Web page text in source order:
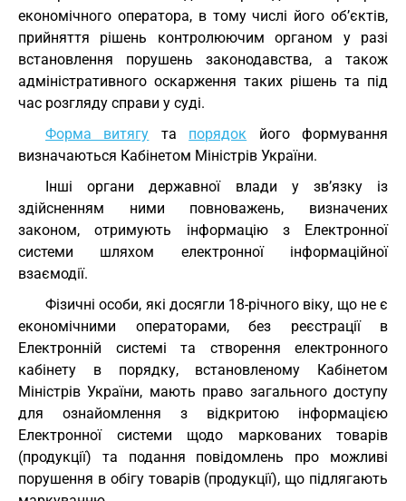
економічного оператора, в тому числі його об’єктів,
прийняття рішень контролюючим органом у разі
встановлення порушень законодавства, а також
адміністративного оскарження таких рішень та під
час розгляду справи у суді.
Форма витягу та порядок його формування
визначаються Кабінетом Міністрів України.
Інші органи державної влади у зв’язку із
здійсненням ними повноважень, визначених
законом, отримують інформацію з Електронної
системи шляхом електронної інформаційної
взаємодії.
Фізичні особи, які досягли 18-річного віку, що не є
економічними операторами, без реєстрації в
Електронній системі та створення електронного
кабінету в порядку, встановленому Кабінетом
Міністрів України, мають право загального доступу
для ознайомлення з відкритою інформацією
Електронної системи щодо маркованих товарів
(продукції) та подання повідомлень про можливі
порушення в обігу товарів (продукції), що підлягають